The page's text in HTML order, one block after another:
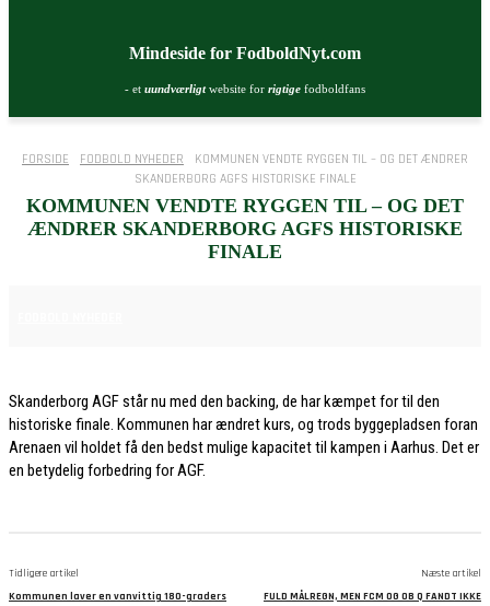
Mindeside for FodboldNyt.com
- et uundværligtwebsite for rigtige fodboldfans
FORSIDE FODBOLD NYHEDER
KOMMUNEN VENDTE RYGGEN TIL – OG DET ÆNDRER
SKANDERBORG AGFS HISTORISKE FINALE
KOMMUNEN VENDTE RYGGEN TIL – OG DET
ÆNDRER SKANDERBORG AGFS HISTORISKE
FINALE
Skanderborg AGF står nu med den backing, de har kæmpet for til den
historiske finale. Kommunen har ændret kurs, og trods byggepladsen foran
Arenaen vil holdet få den bedst mulige kapacitet til kampen i Aarhus. Det er
en betydelig forbedring for AGF.
Tidligere artikel
Kommunen laver en vanvittig 180-graders
Næste artikel
FULD MÅLREGN, MEN FCM OG OB Q FANDT IKKE